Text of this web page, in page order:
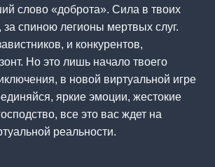
слово «доброта». Сила в твоих
за спиною легионы мертвых слуг.
и конкурентов,
Но это лишь начало твоего
в новой виртуальной игре
яркие эмоции, жестокие
все это вас ждет на
реальности.